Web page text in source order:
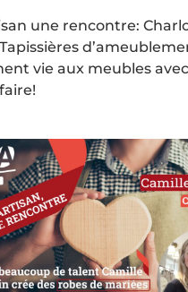
une rencontre:
vie aux meubles